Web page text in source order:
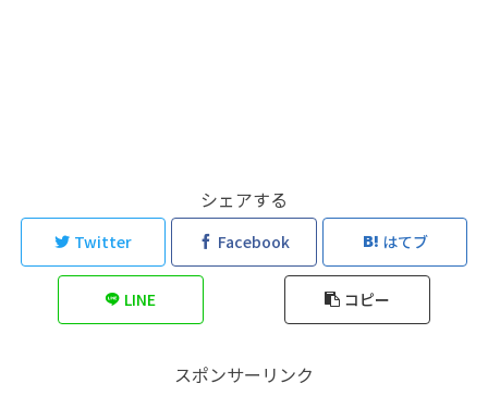
シェアする
Twitter Facebook はてブ
LINE コピー
スポンサーリンク